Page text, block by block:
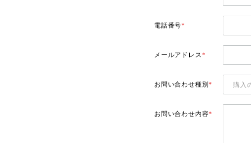
電話番号*
メールアドレス*
お問い合わせ種別*
お問い合わせ内容*